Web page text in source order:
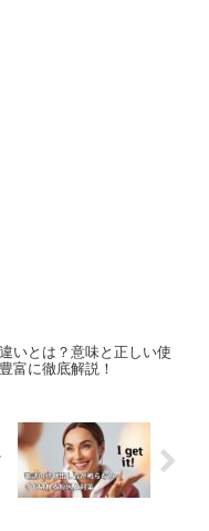
いとは？意味と正しい使
富に徹底解説！